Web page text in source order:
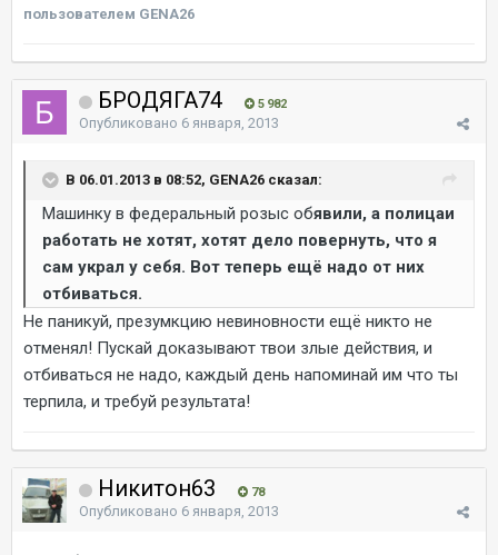
пользователем GENA26
БРОДЯГА74 5 982
Опубликовано 6 января, 2013
В 06.01.2013 в 08:52, GENA26 сказал:
Машинку в федеральный розыс обявили, а полицаи
работать не хотят, хотят дело повернуть, что я
сам украл у себя. Вот теперь ещё надо от них
отбиваться.
Не паникуй, презумкцию невиновности ещё никто не
отменял! Пускай доказывают твои злые действия, и
отбиваться не надо, каждый день напоминай им что ты
терпила, и требуй результата!
Никитон63 78
Опубликовано 6 января, 2013